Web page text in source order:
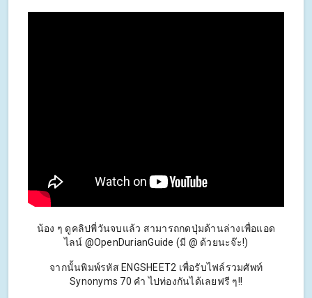
น้อง ๆ ดูคลิปพี่วันจบแล้ว สามารถกดปุ่มด้านล่างเพื่อแอด
ไลน์ @OpenDurianGuide (มี @ ด้วยนะจ๊ะ!)
จากนั้นพิมพ์รหัส ENGSHEET2 เพื่อรับไฟล์รวมศัพท์
Synonyms 70 คำ ไปท่องกันได้เลยฟรี ๆ!!